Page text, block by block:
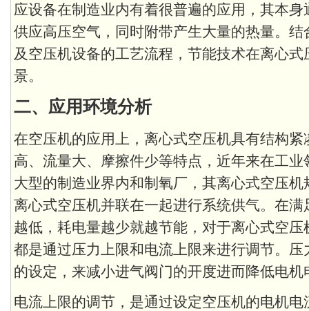
应设备在制造业内有着很普遍的应用，其本
供应高压空气，同时附带产生大量的热量。
及空压机设备的工艺流程，节能技术在离心
景。
二、应用环境分析
在空压机的应用上，离心式空压机具有结构
高、流量大、摩擦件少等特点，近年来在工
大型的制造业界内和制氧厂，其离心式空压
离心式空压机并联在一起进行系统供气。在
越低，耗电量越少就越节能，对于离心式空
都是通过压力上限和电流上限来进行调节。
的设定，来减小进气阀门的开度进而降低电
电流上限的调节，是通过设定空压机的电机